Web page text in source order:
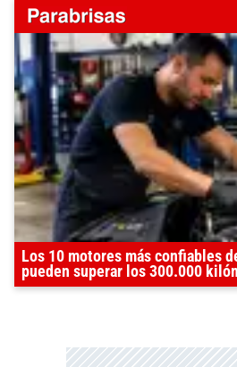
Los 10 motores más confiables
pueden superar los 300.000